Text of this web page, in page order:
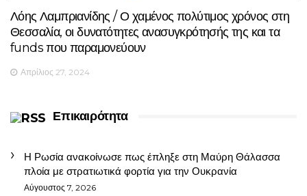
Λόης Λαμπριανίδης / Ο χαμένος πολύτιμος χρόνος στη
Θεσσαλία, οι δυνατότητες ανασυγκρότησής της και τα
funds που παραμονεύουν
Απρίλιος 27, 2024
Επικαιρότητα
Η Ρωσία ανακοίνωσε πως έπληξε στη Μαύρη Θάλασσα
πλοία με στρατιωτικά φορτία για την Ουκρανία
Αύγουστος 7, 2026